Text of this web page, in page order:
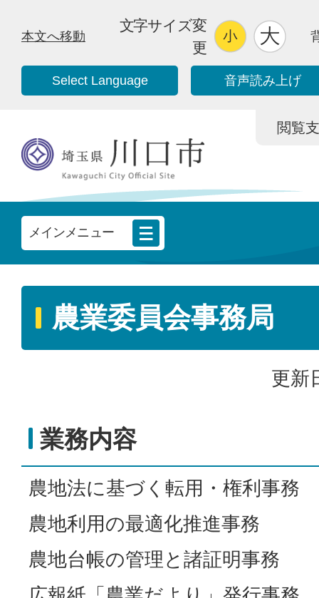
本文へ移動
文字サイズ変
更
Select Language 音声読み上げ
閲覧
メインメニュー
農業委員会事務局
更新
業務内容
農地法に基づく転用・権利事務
農地利用の最適化推進事務
農地台帳の管理と諸証明事務